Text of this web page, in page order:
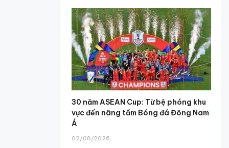
30 năm ASEAN Cup: Từ bệ phóng khu
vực đến nâng tầm Bóng đá Đông Nam
Á
02/08/2026